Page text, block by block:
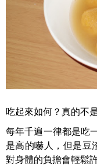
吃起來如何？真的不
每年千遍一律都是吃
是高的嚇人，但是豆
對身體的負擔會輕鬆